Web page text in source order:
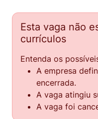
Esta vaga não
currículos
Entenda os
A empresa
encerrada.
A vaga atingiu
A vaga foi